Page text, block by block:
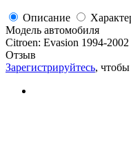
Описание
Модель автомобиля
Citroen: Evasion 1994-2002
Отзыв
Зарегистрируйтесь, чтобы